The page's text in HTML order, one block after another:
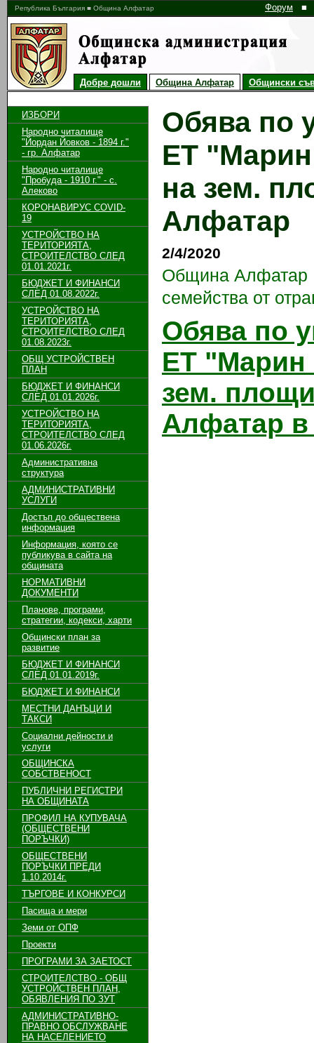
Република България ■ Община Алфатар Форум ■
Добре дошли Община Алфатар Общински
ИЗБОРИ
Народно читалище
"Йордан Йовков - 1894 г."
- гр. Алфатар
Народно читалище
"Пробуда - 1910 г." - с.
Алеково
КОРОНАВИРУС COVID-
19
УСТРОЙСТВО НА
ТЕРИТОРИЯТА,
СТРОИТЕЛСТВО СЛЕД
01.01.2021г.
БЮДЖЕТ И ФИНАНСИ
СЛЕД 01.08.2022г.
УСТРОЙСТВО НА
ТЕРИТОРИЯТА,
СТРОИТЕЛСТВО СЛЕД
01.08.2023г.
ОБЩ УСТРОЙСТВЕН
ПЛАН
БЮДЖЕТ И ФИНАНСИ
СЛЕД 01.01.2026г.
УСТРОЙСТВО НА
ТЕРИТОРИЯТА,
СТРОИТЕЛСТВО СЛЕД
01.06.2026г.
Административна
структура
АДМИНИСТРАТИВНИ
УСЛУГИ
Достъп до обществена
информация
Информация, която се
публикува в сайта на
общината
НОРМАТИВНИ
ДОКУМЕНТИ
Планове, програми,
стратегии, кодекси, харти
Общински план за
развитие
БЮДЖЕТ И ФИНАНСИ
СЛЕД 01.01.2019г.
БЮДЖЕТ И ФИНАНСИ
МЕСТНИ ДАНЪЦИ И
ТАКСИ
Социални дейности и
услуги
ОБЩИНСКА
СОБСТВЕНОСТ
ПУБЛИЧНИ РЕГИСТРИ
НА ОБЩИНАТА
ПРОФИЛ НА КУПУВАЧА
(ОБЩЕСТВЕНИ
ПОРЪЧКИ)
ОБЩЕСТВЕНИ
ПОРЪЧКИ ПРЕДИ
1.10.2014г.
ТЪРГОВЕ И КОНКУРСИ
Пасища и мери
Земи от ОПФ
Проекти
ПРОГРАМИ ЗА ЗАЕТОСТ
СТРОИТЕЛСТВО - ОБЩ
УСТРОЙСТВЕН ПЛАН,
ОБЯВЛЕНИЯ ПО ЗУТ
АДМИНИСТРАТИВНО-
ПРАВНО ОБСЛУЖВАНЕ
НА НАСЕЛЕНИЕТО
Обява по
ЕТ "Марин
на зем.
Алфатар
2/4/2020
Община Алфатар
семейства от
Обява по
ЕТ "Марин
зем.
Алфатар в